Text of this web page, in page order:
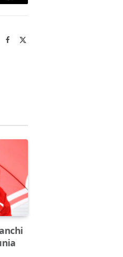
Copy
Facebook